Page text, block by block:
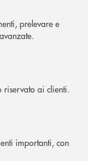
prelevare e
riservato ai clienti.
importanti, con